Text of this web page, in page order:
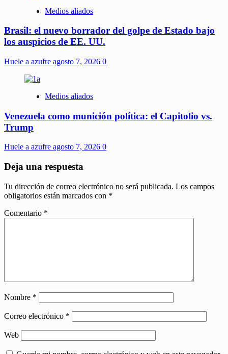
Medios aliados
Brasil: el nuevo borrador del golpe de Estado bajo
los auspicios de EE. UU.
Huele a azufre agosto 7, 2026 0
Medios aliados
Venezuela como munición política: el Capitolio vs.
Trump
Huele a azufre agosto 7, 2026 0
Deja una respuesta
Tu dirección de correo electrónico no será publicada. Los campos
obligatorios están marcados con *
Comentario *
Nombre *
Correo electrónico *
Web